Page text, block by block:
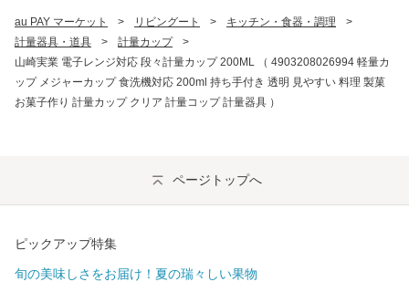
au PAY マーケット > リビングート > キッチン・食器・調理
>
計量器具・道具
> 計量カップ
>
山崎実業 電子レンジ対応 段々計量カップ 200ML （ 4903208026994 軽量カ
ップ メジャーカップ 食洗機対応 200ml 持ち手付き 透明 見やすい 料理 製菓
お菓子作り 計量カップ クリア 計量コップ 計量器具 ）
ページトップへ
ピックアップ特集
旬の美味しさをお届け！夏の瑞々しい果物